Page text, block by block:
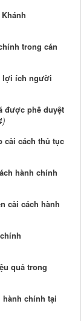
trong cán
lợi ích người
được phê duyệt
cải cách thủ tục
hành chính
cải cách hành
quả trong
chính tại